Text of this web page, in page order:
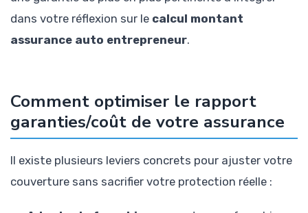
dans votre réflexion sur le calcul montant
assurance auto entrepreneur.
Comment optimiser le rapport
garanties/coût de votre assurance
Il existe plusieurs leviers concrets pour ajuster votre
couverture sans sacrifier votre protection réelle :